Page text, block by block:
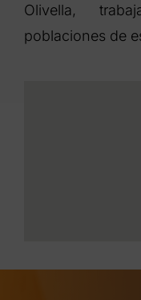
Olivella,
poblaciones de